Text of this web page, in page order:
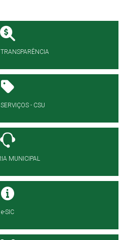
- CSU
MUNICIPAL
e-SIC